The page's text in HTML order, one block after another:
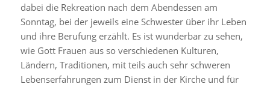
dabei die Rekreation nach dem Abendessen am
Sonntag, bei der jeweils eine Schwester über ihr Leben
und ihre Berufung erzählt. Es ist wunderbar zu sehen,
wie Gott Frauen aus so verschiedenen Kulturen,
Ländern, Traditionen, mit teils auch sehr schweren
Lebenserfahrungen zum Dienst in der Kirche und für